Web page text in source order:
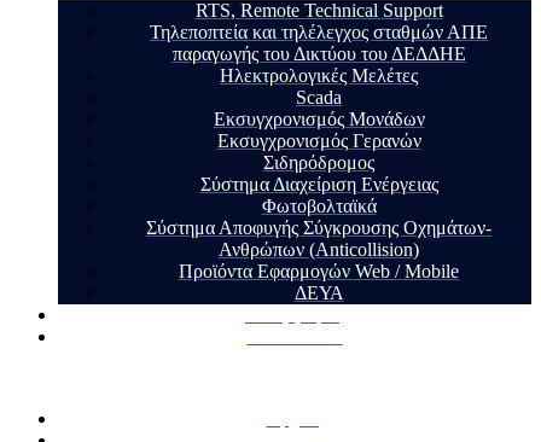
RTS, Remote Technical Support
Τηλεποπτεία και τηλέλεγχος σταθμών ΑΠΕ
παραγωγής του Δικτύου του ΔΕΔΔΗΕ
Ηλεκτρολογικές Μελέτες
Scada
Εκσυγχρονισμός Μονάδων
Εκσυγχρονισμός Γερανών
Σιδηρόδρομος
Σύστημα Διαχείριση Ενέργειας
Φωτοβολταϊκά
Σύστημα Αποφυγής Σύγκρουσης Οχημάτων-
Ανθρώπων (Anticollision)
Προϊόντα Εφαρμογών Web / Mobile
ΔΕΥΑ